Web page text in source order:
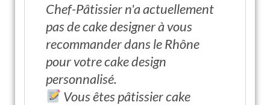
Chef-Pâtissier n'a actuellement
pas de cake designer à vous
recommander dans le Rhône
pour votre cake design
personnalisé.
Vous êtes pâtissier cake